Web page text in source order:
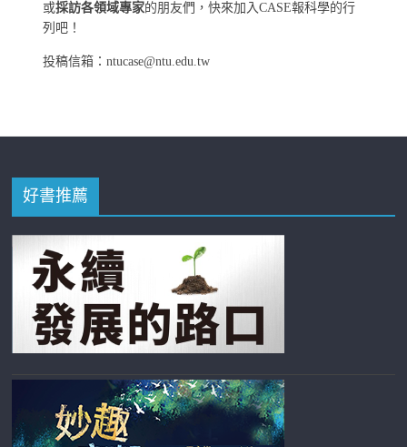
或採訪各領域專家的朋友們，快來加入CASE報科學的行
列吧！
投稿信箱：ntucase@ntu.edu.tw
好書推薦